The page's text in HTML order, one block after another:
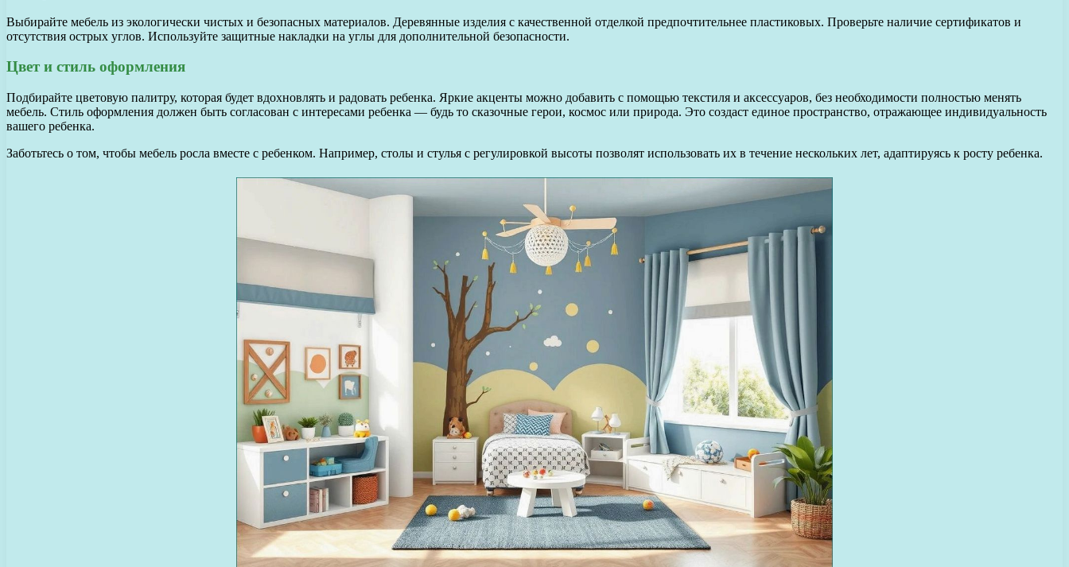
Выбирайте мебель из экологически чистых и безопасных материалов. Деревянные изделия с качественной отделкой предпочтительнее пластиковых. Проверьте наличие сертификатов и
отсутствия острых углов. Используйте защитные накладки на углы для дополнительной безопасности.
Цвет и стиль оформления
Подбирайте цветовую палитру, которая будет вдохновлять и радовать ребенка. Яркие акценты можно добавить с помощью текстиля и аксессуаров, без необходимости полностью менять
мебель. Стиль оформления должен быть согласован с интересами ребенка — будь то сказочные герои, космос или природа. Это создаст единое пространство, отражающее индивидуальность
вашего ребенка.
Заботьтесь о том, чтобы мебель росла вместе с ребенком. Например, столы и стулья с регулировкой высоты позволят использовать их в течение нескольких лет, адаптируясь к росту ребенка.